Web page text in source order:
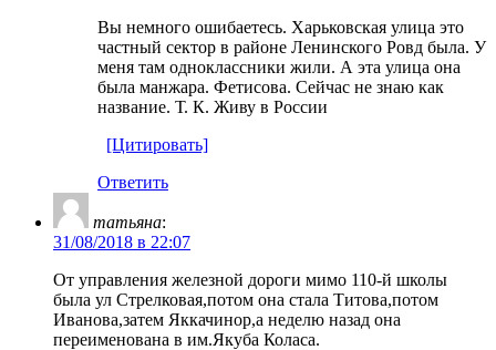
Вы немного ошибаетесь. Харьковская улица это
частный сектор в районе Ленинского Ровд была. У
меня там одноклассники жили. А эта улица она
была манжара. Фетисова. Сейчас не знаю как
название. Т. К. Живу в России
[Цитировать]
Ответить
татьяна:
31/08/2018 в 22:07
От управления железной дороги мимо 110-й школы
была ул Стрелковая,потом она стала Титова,потом
Иванова,затем Яккачинор,а неделю назад она
переименована в им.Якуба Коласа.